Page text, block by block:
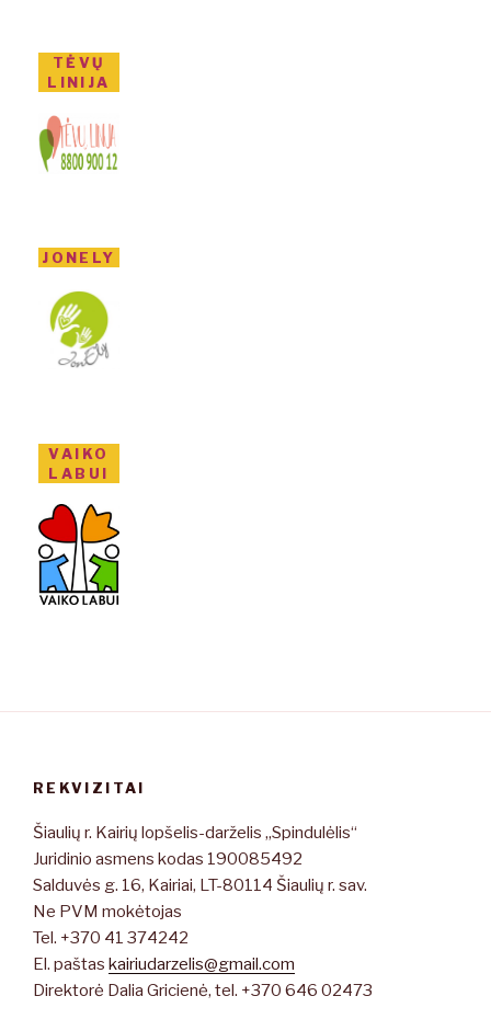
TĖVŲ
LINIJA
JONELY
VAIKO
LABUI
REKVIZITAI
Šiaulių r. Kairių lopšelis-darželis „Spindulėlis“
Juridinio asmens kodas 190085492
Salduvės g. 16, Kairiai, LT-80114 Šiaulių r. sav.
Ne PVM mokėtojas
Tel. +370 41 374242
El. paštas kairiudarzelis@gmail.com
Direktorė Dalia Gricienė, tel. +370 646 02473